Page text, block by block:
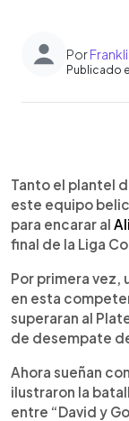
Por
Publicado
►
Tanto el plantel
este equipo
para encarar al
final de la Liga
Por primera vez,
en esta
superaran al
de desempate
Ahora sueñan
ilustraron la
entre “David y